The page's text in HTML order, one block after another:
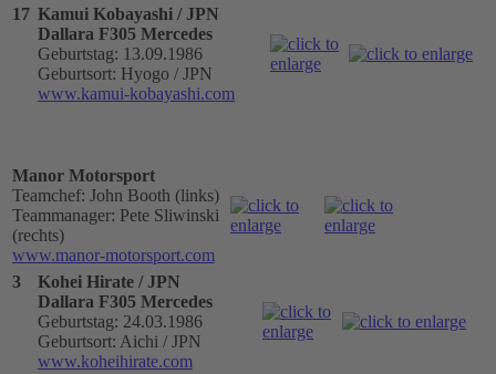
17 Kamui Kobayashi / JPN
Dallara F305 Mercedes
Geburtstag: 13.09.1986
Geburtsort: Hyogo / JPN
www.kamui-kobayashi.com
Manor Motorsport
Teamchef: John Booth (links)
Teammanager: Pete Sliwinski
(rechts)
www.manor-motorsport.com
3
Kohei Hirate / JPN
Dallara F305 Mercedes
Geburtstag: 24.03.1986
Geburtsort: Aichi / JPN
www.koheihirate.com